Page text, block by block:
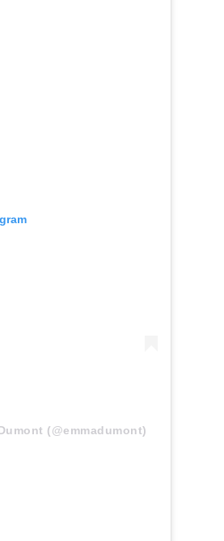
(@emmadumont)